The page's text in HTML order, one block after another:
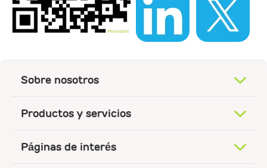
Sobre nosotros
Productos y servicios
Páginas de interés